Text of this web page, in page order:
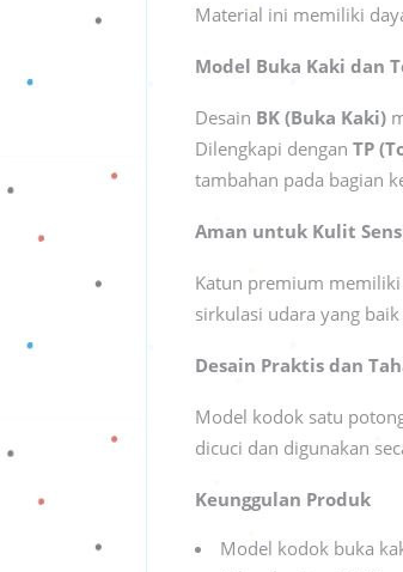
Material ini memiliki
Model Buka Kaki dan
Desain BK (Buka Kaki)
Dilengkapi dengan TP
tambahan pada bagian
Aman untuk Kulit
Katun premium
sirkulasi udara yang
Desain Praktis dan
Model kodok satu
dicuci dan digunakan
Keunggulan Produk
Model kodok buka